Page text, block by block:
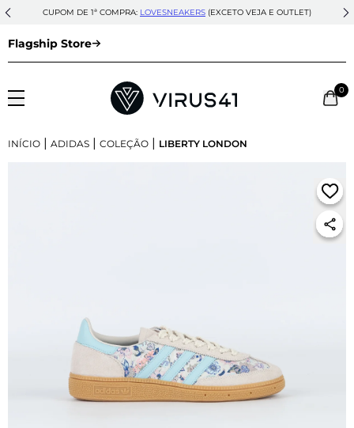
CUPOM DE 1ª COMPRA: LOVESNEAKERS (EXCETO VEJA E OUTLET)
Flagship Store
0
INÍCIO | ADIDAS | COLEÇÃO | LIBERTY LONDON